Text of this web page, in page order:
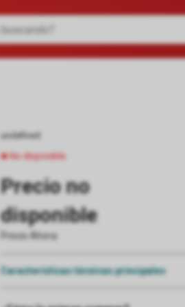
undefined
No disponible
Precio no
disponible
Precio Ahora
Características técnicas principales